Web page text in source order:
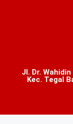
Jl. Dr.
Kec. Tegal